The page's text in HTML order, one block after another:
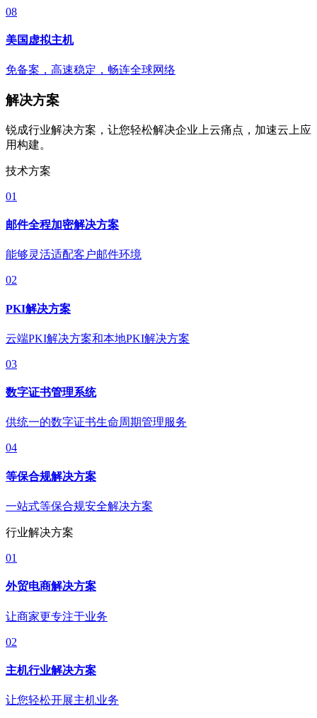
08
美国虚拟主机
免备案，高速稳定，畅连全球网络
解决方案
锐成行业解决方案，让您轻松解决企业上云痛点，加速云上应
用构建。
技术方案
01
邮件全程加密解决方案
能够灵活适配客户邮件环境
02
PKI解决方案
云端PKI解决方案和本地PKI解决方案
03
数字证书管理系统
供统一的数字证书生命周期管理服务
04
等保合规解决方案
一站式等保合规安全解决方案
行业解决方案
01
外贸电商解决方案
让商家更专注于业务
02
主机行业解决方案
让您轻松开展主机业务